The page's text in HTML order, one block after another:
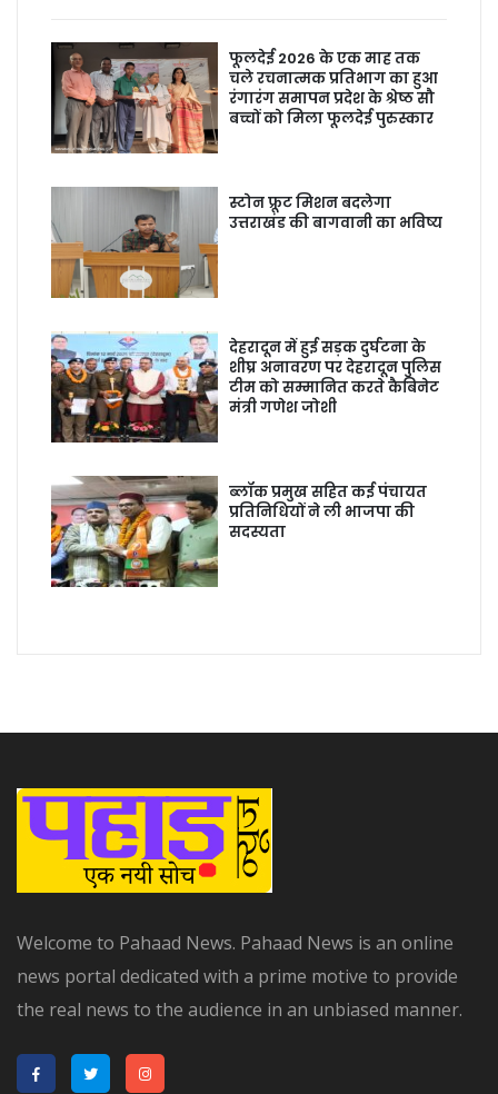
फूलदेई 2026 के एक माह तक
चले रचनात्मक प्रतिभाग का हुआ
रंगारंग समापन प्रदेश के श्रेष्ठ सौ
बच्चों को मिला फूलदेई पुरुस्कार
स्टोन फ्रूट मिशन बदलेगा
उत्तराखंड की बागवानी का भविष्य
देहरादून में हुई सड़क दुर्घटना के
शीघ्र अनावरण पर देहरादून पुलिस
टीम को सम्मानित करते कैबिनेट
मंत्री गणेश जोशी
ब्लॉक प्रमुख सहित कई पंचायत
प्रतिनिधियों ने ली भाजपा की
सदस्यता
Welcome to Pahaad News. Pahaad News is an online
news portal dedicated with a prime motive to provide
the real news to the audience in an unbiased manner.